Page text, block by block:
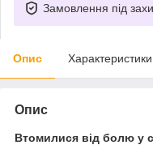
Замовлення під
Опис Характеристики
Опис
Втомилися від болю у